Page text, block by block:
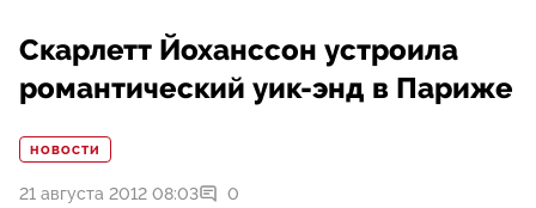
Скарлетт Йоханссон устроила
романтический уик-энд в Париже
НОВОСТИ
21 августа 2012 08:03 0